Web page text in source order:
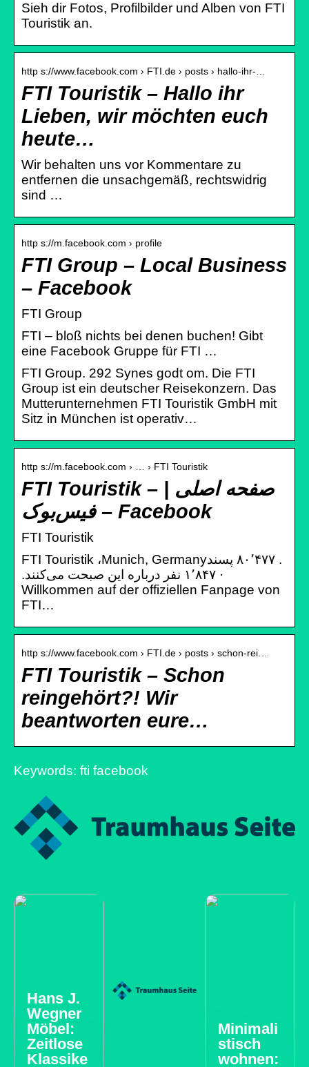
Sieh dir Fotos, Profilbilder und Alben von FTI
Touristik an.
http s://www.facebook.com › FTI.de › posts › hallo-ihr-…
FTI Touristik – Hallo ihr
Lieben, wir möchten euch
heute…
Wir behalten uns vor Kommentare zu
entfernen die unsachgemäß, rechtswidrig
sind …
http s://m.facebook.com › profile
FTI Group – Local Business
– Facebook
FTI Group
FTI – bloß nichts bei denen buchen! Gibt
eine Facebook Gruppe für FTI …
FTI Group. 292 Synes godt om. Die FTI
Group ist ein deutscher Reisekonzern. Das
Mutterunternehmen FTI Touristik GmbH mit
Sitz in München ist operativ…
http s://m.facebook.com › … › FTI Touristik
FTI Touristik – صفحه اصلی |
فیس‌بوک – Facebook
FTI Touristik
· ‏۱٬۸۴۷‏ نفر درباره این صبحت می‌کنند‏.
FTI…
http s://www.facebook.com › FTI.de › posts › schon-rei…
FTI Touristik – Schon
reingehört?! Wir
beantworten eure…
Keywords: fti facebook
Hans J.
Wegner
Möbel:
Zeitlose
Klassike
Minimali
stisch
wohnen: